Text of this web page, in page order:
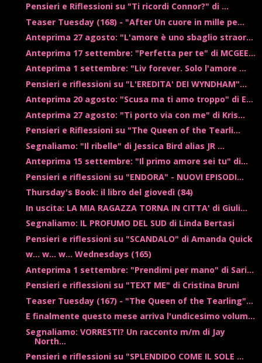
Pensieri e Riflessioni su "Ti ricordi Connor?" di ...
Teaser Tuesday (168) - "After Un cuore in mille pe...
Anteprima 27 agosto: "L'amore è uno sbaglio straor...
Anteprima 17 settembre: "Perfetta per te" di MCGEE...
Anteprima 1 settembre: "Liv forever. Solo l'amore ...
Pensieri e riflessioni su "L'EREDITA' DEI WYNDHAM"...
Anteprima 20 agosto: "Scusa ma ti amo troppo" di E...
Anteprima 27 agosto: "Ti porto via con me" di Kris...
Pensieri e Riflessioni su "The Queen of the Tearli...
Segnaliamo: "Il ribelle" di Jessica Bird alias JR ...
Anteprima 15 settembre: "Il primo amore sei tu" di...
Pensieri e riflessioni su "ENDORA" - NUOVI EPISODI...
Thursday's Book: il libro del giovedì (84)
In uscita: LA MIA RAGAZZA TORNA IN CITTA' di Giuli...
Segnaliamo: IL PROFUMO DEL SUD di Linda Bertasi
Pensieri e riflessioni su "SCANDALO" di Amanda Quick
w... w... w... Wednesdays (165)
Anteprima 1 settembre: "Prendimi per mano" di Sari...
Pensieri e riflessioni su "TEXT ME" di Cristina Bruni
Teaser Tuesday (167) - "The Queen of the Tearling"...
E finalmente questo mese arriva l'undicesimo volum...
Segnaliamo: VORRESTI? Un racconto m/m di Jay
North...
Pensieri e riflessioni su "SPLENDIDO COME IL SOLE ...